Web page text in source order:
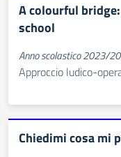
A colourful
school
Anno scolastico 2023/
Approccio ludico-
Chiedimi cosa mi